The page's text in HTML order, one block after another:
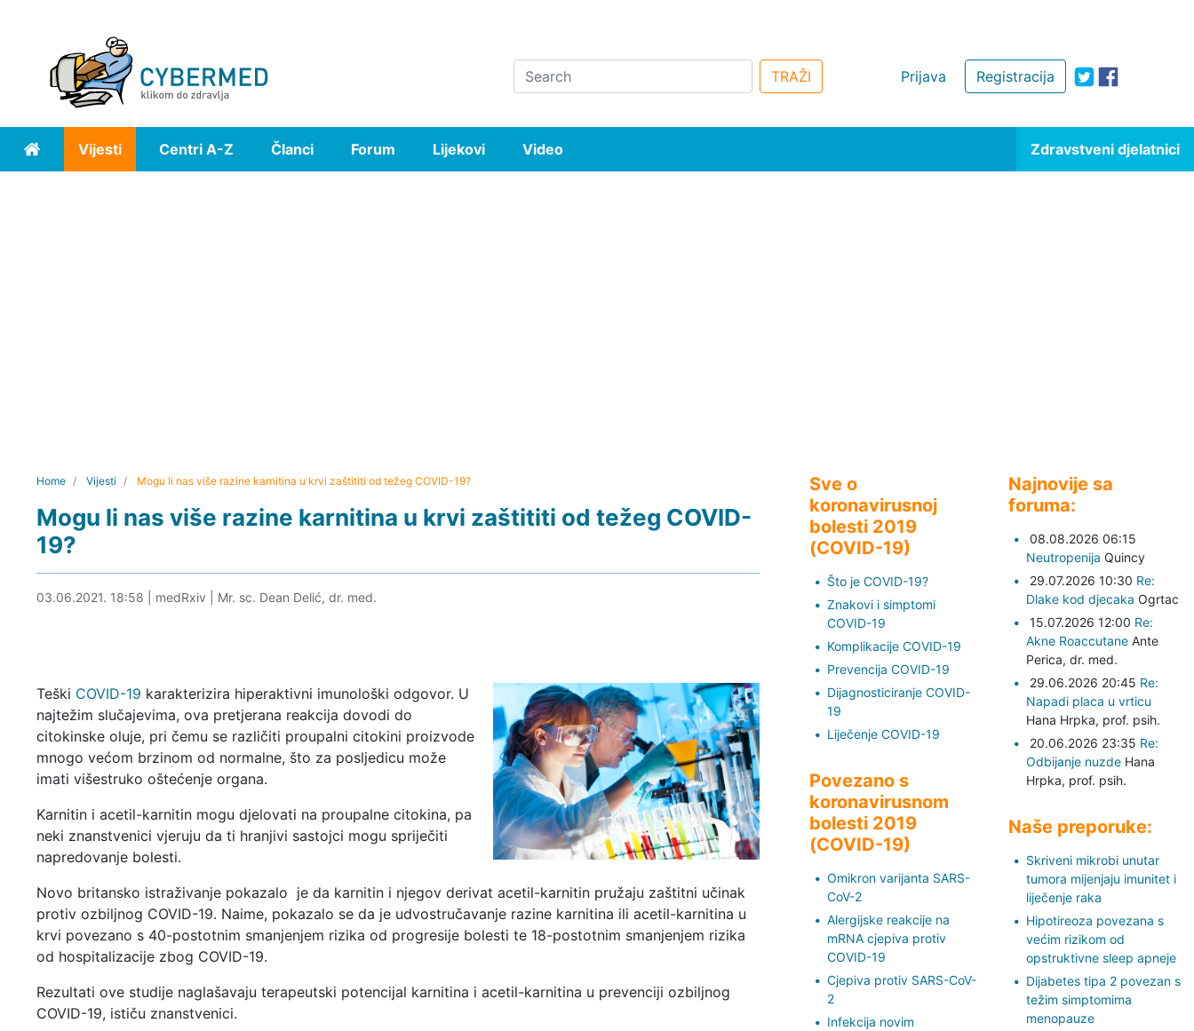
Registracija
Prijava
Search TRAŽI
Home Vijesti Centri A-Z Članci Forum Lijekovi Video Zdravstveni djelatnici
Home Vijesti Mogu li nas više razine karnitina u krvi zaštititi od težeg COVID-19?
Mogu li nas više razine karnitina u krvi zaštititi od težeg COVID-
19?
03.06.2021. 19:19
03.06.2021. 18:58 medRxiv Mr. sc. Dean Delić, dr. med.
Teški COVID-19 karakterizira hiperaktivni imunološki odgovor. U
najtežim slučajevima, ova pretjerana reakcija dovodi do
citokinske oluje, pri čemu se različiti proupalni citokini proizvode
mnogo većom brzinom od normalne, što za posljedicu može
imati višestruko oštećenje organa.
Karnitin i acetil-karnitin mogu djelovati na proupalne citokina, pa
neki znanstvenici vjeruju da ti hranjivi sastojci mogu spriječiti
napredovanje bolesti.
Novo britansko istraživanje pokazalo je da karnitin i njegov derivat ​​acetil-karnitin pružaju zaštitni učinak
protiv ozbiljnog COVID-19. Naime, pokazalo se da je udvostručavanje razine karnitina ili acetil-karnitina u
krvi povezano s 40-postotnim smanjenjem rizika od progresije bolesti te 18-postotnim smanjenjem rizika
od hospitalizacije zbog COVID-19.
Rezultati ove studije naglašavaju terapeutski potencijal karnitina i acetil-karnitina u prevenciji ozbiljnog
COVID-19, ističu znanstvenici.
Sve o
koronavirusnoj
bolesti 2019
(COVID-19)
Što je COVID-19?
Znakovi i simptomi
COVID-19
Komplikacije COVID-19
Prevencija COVID-19
Dijagnosticiranje COVID-
19
Liječenje COVID-19
Povezano s
koronavirusnom
bolesti 2019
(COVID-19)
Omikron varijanta SARS-
CoV-2
Alergijske reakcije na
mRNA cjepiva protiv
COVID-19
Cjepiva protiv SARS-CoV-
2
Infekcija novim
Najnovije sa
foruma:
08.08.2026 06:15
Neutropenija Quincy
29.07.2026 10:30 Re:
Dlake kod djecaka Ogrtac
15.07.2026 12:00 Re:
Akne Roaccutane Ante
Perica, dr. med.
29.06.2026 20:45 Re:
Napadi placa u vrticu
Hana Hrpka, prof. psih.
20.06.2026 23:35 Re:
Odbijanje nuzde Hana
Hrpka, prof. psih.
Naše preporuke:
Skriveni mikrobi unutar
tumora mijenjaju imunitet i
liječenje raka
Hipotireoza povezana s
većim rizikom od
opstruktivne sleep apneje
Dijabetes tipa 2 povezan s
težim simptomima
menopauze